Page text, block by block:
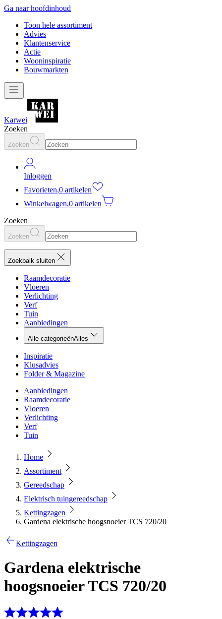
Ga naar hoofdinhoud
Toon hele assortiment
Advies
Klantenservice
Actie
Wooninspiratie
Bouwmarkten
Karwei
Zoeken
Zoeken
Inloggen
Favorieten,0 artikelen
Winkelwagen,0 artikelen
Zoeken
Zoeken
Zoekbalk sluiten
Raamdecoratie
Vloeren
Verlichting
Verf
Tuin
Aanbiedingen
Alle categorieënAlles
Inspiratie
Klusadvies
Folder & Magazine
Aanbiedingen
Raamdecoratie
Vloeren
Verlichting
Verf
Tuin
Home
Assortiment
Gereedschap
Elektrisch tuingereedschap
Kettingzagen
Gardena elektrische hoogsnoeier TCS 720/20
Kettingzagen
Gardena elektrische
hoogsnoeier TCS 720/20